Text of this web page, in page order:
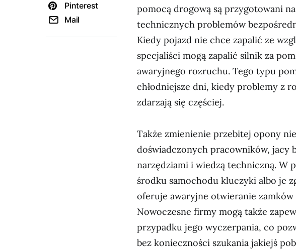
Pinterest
Mail
pomocą drogową są przygotowani
technicznych problemów
Kiedy pojazd nie chce zapalić ze
specjaliści mogą zapalić silnik za
awaryjnego rozruchu. Tego typu
chłodniejsze dni, kiedy problemy z
zdarzają się częściej.
Także zmienienie przebitej opony
doświadczonych pracowników, jacy
narzędziami i wiedzą techniczną. W
środku samochodu kluczyki albo je
oferuje awaryjne otwieranie zamków
Nowoczesne firmy mogą także
przypadku jego wyczerpania, co
bez konieczności szukania jakiejś